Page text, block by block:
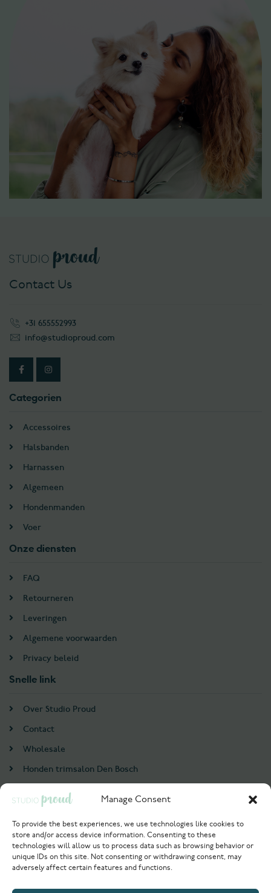
Manage Consent
To provide the best experiences, we use technologies like cookies to
store and/or access device information. Consenting to these
technologies will allow us to process data such as browsing behavior or
unique IDs on this site. Not consenting or withdrawing consent, may
adversely affect certain features and functions.
Contact Us
+31 655552993
info@studioproud.com
Categorien
Accessoires
Halsbanden
Harnassen
Algemeen
Hondenmanden
Voer
Onze diensten
FAQ
Retourneren
Leveringen
Algemene voorwaarden
Privacy beleid
Snelle link
Over Studio Proud
Contact
Wholesale
Honden trimsalon Den Bosch
Login / Register
Probeer nu